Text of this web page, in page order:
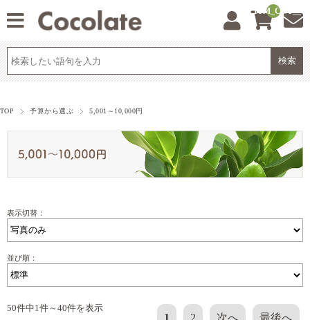
__ITM_CNT__
TOP 予算から選ぶ 5,001～10,000円
表示切替：
並び順：
50件中1件～40件を表示